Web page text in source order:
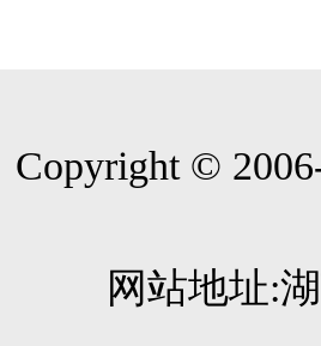
Copyright ©
网站地址: